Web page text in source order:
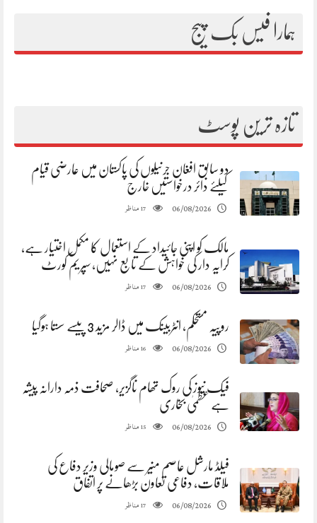
ہمارا فیس بک پیج
تازہ ترین پوسٹ
دو سابق افغان جرنیلوں کی پاکستان میں عارضی قیام
کیلئے دائر درخواستیں خارج
06/08/2026
17مناظر
مالک کو اپنی جائیداد کے استعمال کا مکمل اختیار ہے،
کرایہ دار کی خواہش کے تابع نہیں، سپریم کورٹ
06/08/2026
17مناظر
روپیہ مستحکم، انٹربینک میں ڈالر مزید 3 پیسے سستا ہوگیا
06/08/2026
16مناظر
فیک نیوز کی روک تھام ناگزیر، صحافت ذمہ دارانہ پیشہ
ہے عظمیٰ بخاری
06/08/2026
15مناظر
فیلڈ مارشل عاصم منیر سے صومالی وزیر دفاع کی
ملاقات، دفاعی تعاون بڑھانے پر اتفاق
06/08/2026
17مناظر